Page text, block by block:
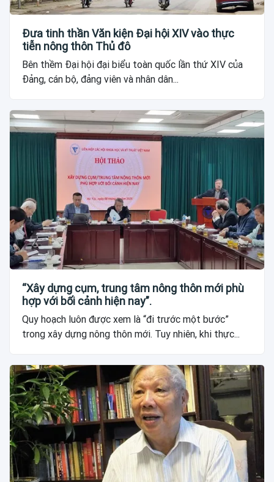
Đưa tinh thần Văn kiện Đại hội XIV vào thực
tiễn nông thôn Thủ đô
Bên thềm Đại hội đại biểu toàn quốc lần thứ XIV của
Đảng, cán bộ, đảng viên và nhân dân...
“Xây dựng cụm, trung tâm nông thôn mới phù
hợp với bối cảnh hiện nay”.
Quy hoạch luôn được xem là “đi trước một bước”
trong xây dựng nông thôn mới. Tuy nhiên, khi thực...